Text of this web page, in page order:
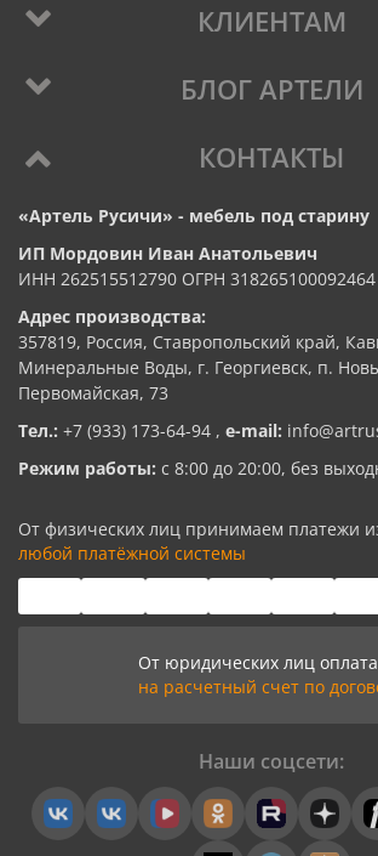
КЛИЕНТАМ
БЛОГ АРТЕЛИ
КОНТАКТЫ
«Артель Русичи» - мебель под старину
ИП Мордовин Иван Анатольевич
ИНН 262515512790 ОГРН 318265100092464
Адрес производства:
357819, Россия, Ставропольский край,
Минеральные Воды, г. Георгиевск, п.
Первомайская, 73
Тел.: +7 (933) 173-64-94 , e-mail:
Режим работы: с 8:00 до 20:00, без
От физических лиц принимаем платежи
любой платёжной системы
От юридических лиц оплата
на расчетный счет по
Наши соцсети: